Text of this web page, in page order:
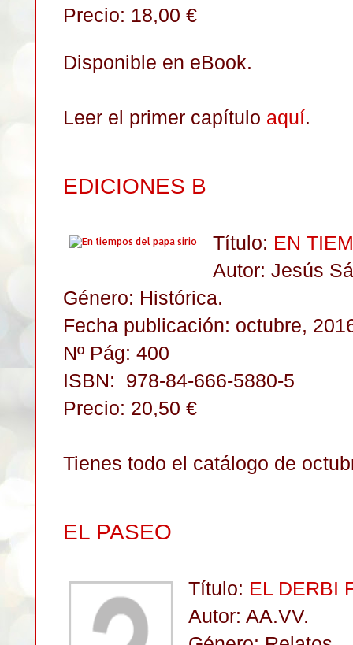
Precio: 18,00 €
Disponible en eBook.
Leer el primer capítulo aquí.
EDICIONES B
Título: EN
Autor: Jesús
Género: Histórica.
Fecha publicación: octubre,
Nº Pág: 400
ISBN: 978-84-666-5880-5
Precio: 20,50 €
Tienes todo el catálogo de
EL PASEO
Título: EL DERBI
Autor: AA.VV.